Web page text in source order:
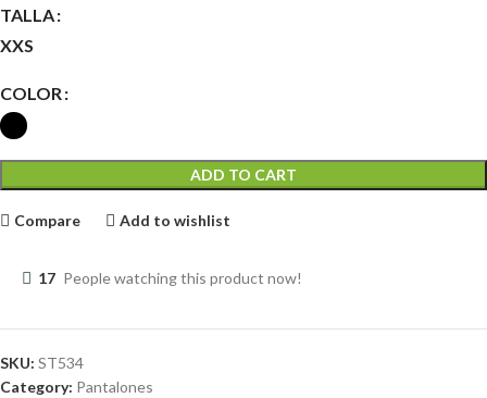
TALLA
XXS
COLOR
ADD TO CART
Compare Add to wishlist
17 People watching this product now!
SKU: ST534
Category: Pantalones